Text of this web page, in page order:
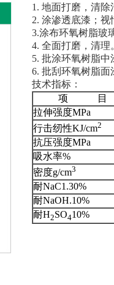
1. 地面打磨，清
2. 涂渗透底漆；
3.涂布环氧树脂玻
4. 全面打磨，清理
5. 批涂环氧树脂
6. 批刮环氧树脂
技术指标：
项 目
拉伸强度MPa
行击纫性KJ/cm2
抗压强度MPa
吸水率%
密度g/cm3
耐NaC1.30%
耐NaOH.10%
耐H2SO410%